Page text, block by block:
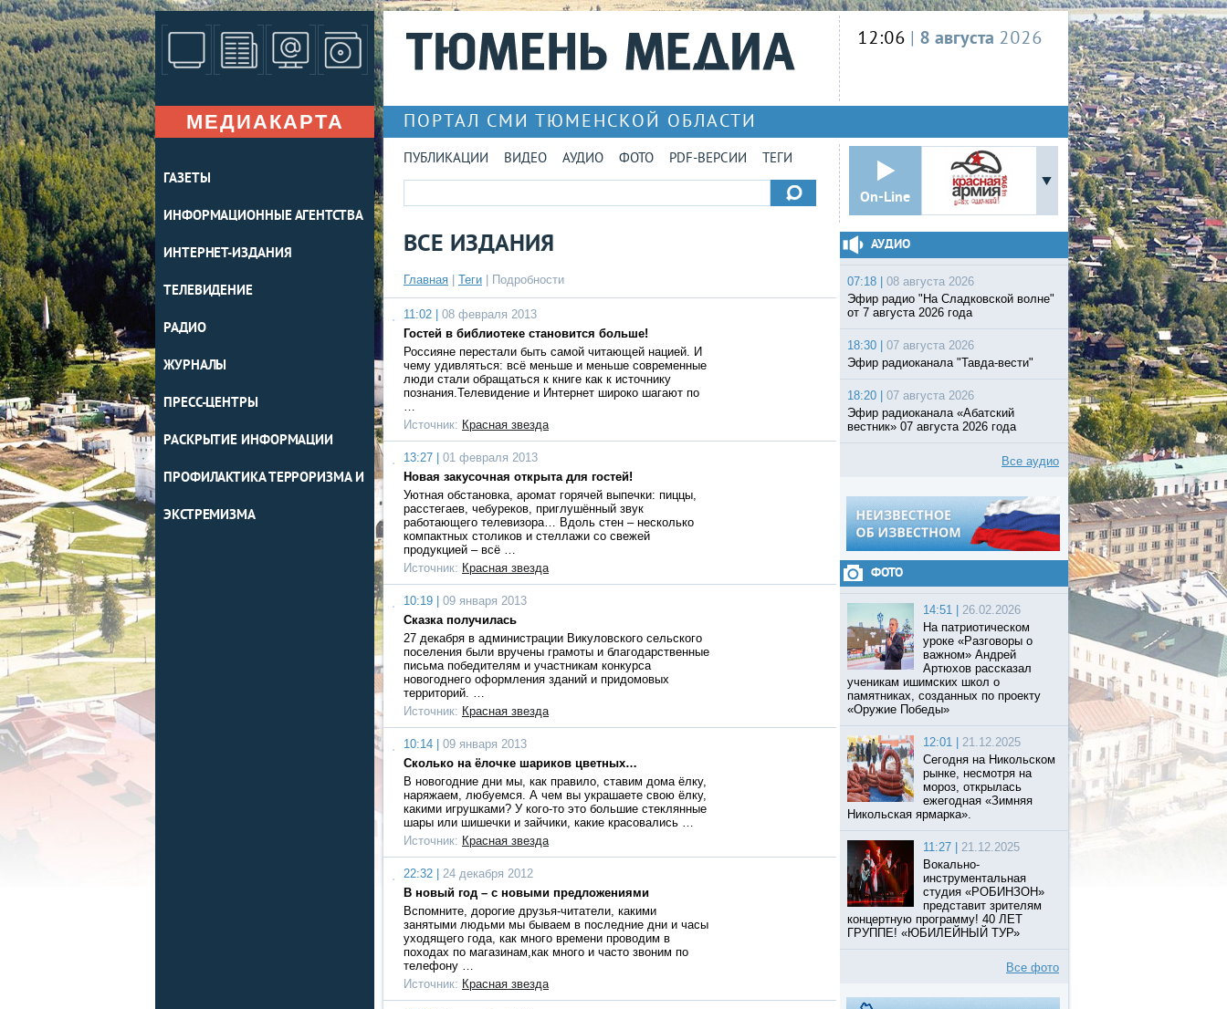
МЕДИАКАРТА
ГАЗЕТЫ
ИНФОРМАЦИОННЫЕ АГЕНТСТВА
ИНТЕРНЕТ-ИЗДАНИЯ
ТЕЛЕВИДЕНИЕ
РАДИО
ЖУРНАЛЫ
ПРЕСС-ЦЕНТРЫ
РАСКРЫТИЕ ИНФОРМАЦИИ
ПРОФИЛАКТИКА ТЕРРОРИЗМА И
ЭКСТРЕМИЗМА
12:06 | 8 августа 2026
ПОРТАЛ СМИ ТЮМЕНСКОЙ ОБЛАСТИ
ПУБЛИКАЦИИ ВИДЕО АУДИО ФОТО PDF-ВЕРСИИ ТЕГИ
On-Line
ВСЕ ИЗДАНИЯ
Главная Теги | Подробности
11:02 |
08 февраля 2013
Гостей в библиотеке становится больше!
Россияне перестали быть самой читающей нацией. И
чему удивляться: всё меньше и меньше современные
люди стали обращаться к книге как к источнику
познания.Телевидение и Интернет широко шагают по
…
Источник: Красная звезда
13:27 |
01 февраля 2013
Новая закусочная открыта для гостей!
Уютная обстановка, аромат горячей выпечки: пиццы,
расстегаев, чебуреков, приглушённый звук
работающего телевизора… Вдоль стен – несколько
компактных столиков и стеллажи со свежей
продукцией – всё …
Источник: Красная звезда
10:19 |
09 января 2013
Сказка получилась
27 декабря в администрации Викуловского сельского
поселения были вручены грамоты и благодарственные
письма победителям и участникам конкурса
новогоднего оформления зданий и придомовых
территорий. …
Источник: Красная звезда
10:14 |
09 января 2013
Сколько на ёлочке шариков цветных…
В новогодние дни мы, как правило, ставим дома ёлку,
наряжаем, любуемся. А чем вы украшаете свою ёлку,
какими игрушками? У кого-то это большие стеклянные
шары или шишечки и зайчики, какие красовались …
Источник: Красная звезда
22:32 |
24 декабря 2012
В новый год – с новыми предложениями
Вспомните, дорогие друзья-читатели, какими
занятыми людьми мы бываем в последние дни и часы
уходящего года, как много времени проводим в
походах по магазинам,как много и часто звоним по
телефону …
Источник: Красная звезда
АУДИО
07:18 |
08 августа 2026
Эфир радио "На Сладковской волне"
от 7 августа 2026 года
18:30 |
07 августа 2026
Эфир радиоканала "Тавда-вести"
18:20 |
07 августа 2026
Эфир радиоканала «Абатский
вестник» 07 августа 2026 года
Все аудио
ФОТО
14:51 |
26.02.2026
На патриотическом
уроке «Разговоры о
важном» Андрей
Артюхов рассказал
ученикам ишимских школ о
памятниках, созданных по проекту
«Оружие Победы»
12:01 |
21.12.2025
Сегодня на Никольском
рынке, несмотря на
мороз, открылась
ежегодная «Зимняя
Никольская ярмарка».
11:27 |
21.12.2025
Вокально-
инструментальная
студия «РОБИНЗОН»
представит зрителям
концертную программу! 40 ЛЕТ
ГРУППЕ! «ЮБИЛЕЙНЫЙ ТУР»
Все фото